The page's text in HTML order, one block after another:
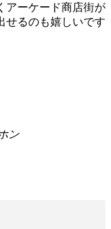
アーケード商店街が
せるのも嬉しいです